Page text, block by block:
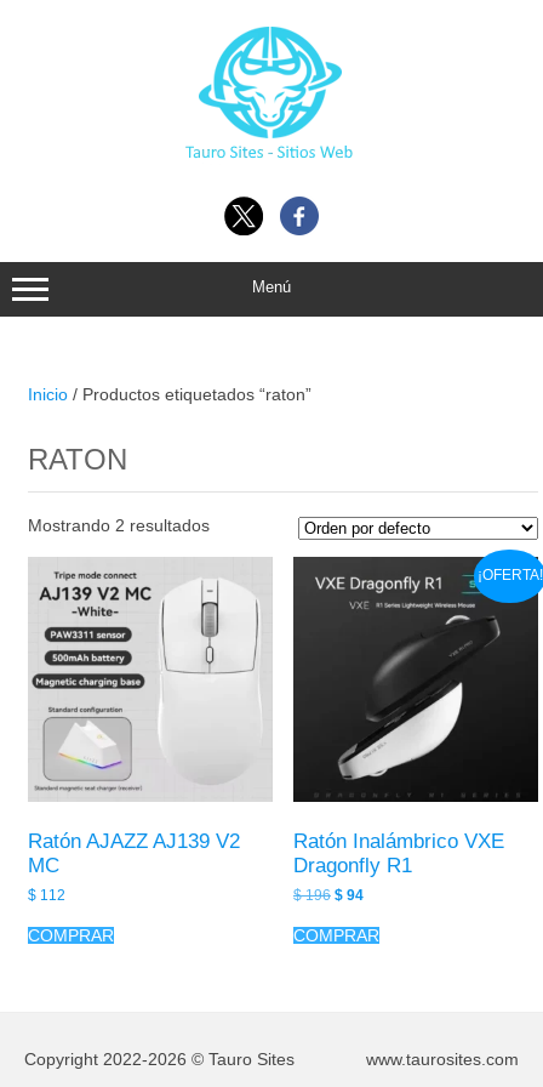
Menú
Inicio/ Productos etiquetados “raton”
RATON
Mostrando 2 resultados
Ratón AJAZZ AJ139 V2
MC
$112
COMPRAR
¡OFERTA!
Ratón Inalámbrico VXE
Dragonfly R1
$196 Original
was:
$ 196.
$94Current
is:
$ 94.
COMPRAR
Copyright 2022-2026 © Tauro Sites www.taurosites.com